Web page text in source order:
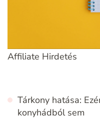
Affiliate Hirdetés
Tárkony hatása:
konyhádból sem